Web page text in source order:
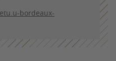
bordeaux-